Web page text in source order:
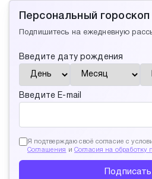
Персональный
Подпишитесь на ежедневную
Введите дату рождения
Введите E-mail
Я подтверждаю своё согласие с
Соглашения и Согласия на